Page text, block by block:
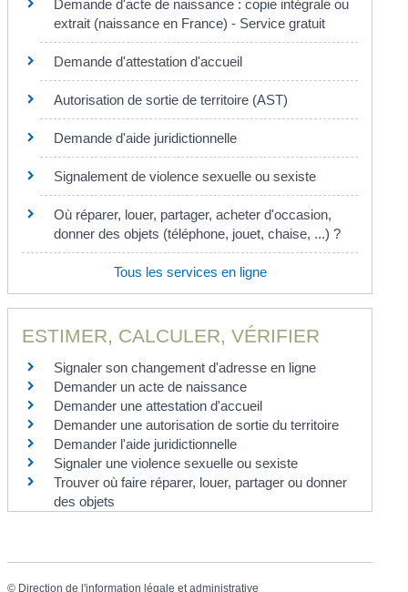
Demande d'acte de naissance : copie intégrale ou
extrait (naissance en France) - Service gratuit
Demande d'attestation d'accueil
Autorisation de sortie de territoire (AST)
Demande d'aide juridictionnelle
Signalement de violence sexuelle ou sexiste
Où réparer, louer, partager, acheter d'occasion,
donner des objets (téléphone, jouet, chaise, ...) ?
Tous les services en ligne
ESTIMER, CALCULER, VÉRIFIER
Signaler son changement d'adresse en ligne
Demander un acte de naissance
Demander une attestation d'accueil
Demander une autorisation de sortie du territoire
Demander l'aide juridictionnelle
Signaler une violence sexuelle ou sexiste
Trouver où faire réparer, louer, partager ou donner
des objets
© Direction de l'information légale et administrative